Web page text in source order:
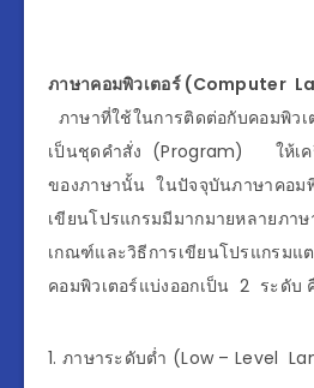
ภาษาคอมพิวเตอร์ (Computer
ภาษาที่ใช้ในการติดต่อกับคอมพิว
เป็นชุดคำสั่ง (Program) ให้เค
ของภาษานั้น ในปัจจุบันภาษาคอม
เขียนโปรแกรมมีมากมายหลายภา
เกณฑ์และวิธีการเขียนโปรแกรมแ
คอมพิวเตอร์แบ่งออกเป็น 2 ระดับ
1. ภาษาระดับต่ำ (Low – Level